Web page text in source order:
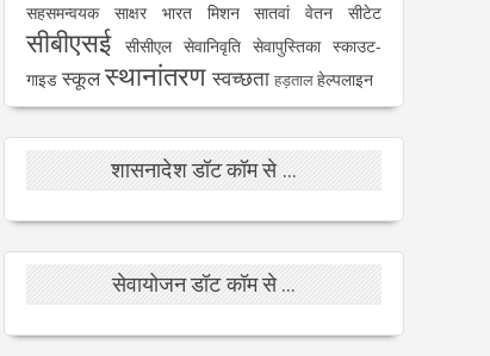
सहसमन्वयक
साक्षर भारत मिशन सातवां वेतन सीटेट
सीबीएसई सीसीएल सेवानिवृति सेवापुस्तिका स्काउट-
गाइड स्कूलस्थानांतरण स्वच्छता हड़तालहेल्पलाइन
शासनादेश डॉट कॉम से ...
सेवायोजन डॉट कॉम से ...